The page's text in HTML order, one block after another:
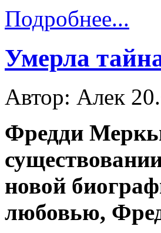
Подробнее...
Умерла
Автор: Алек
Фредди
новой
любовью,